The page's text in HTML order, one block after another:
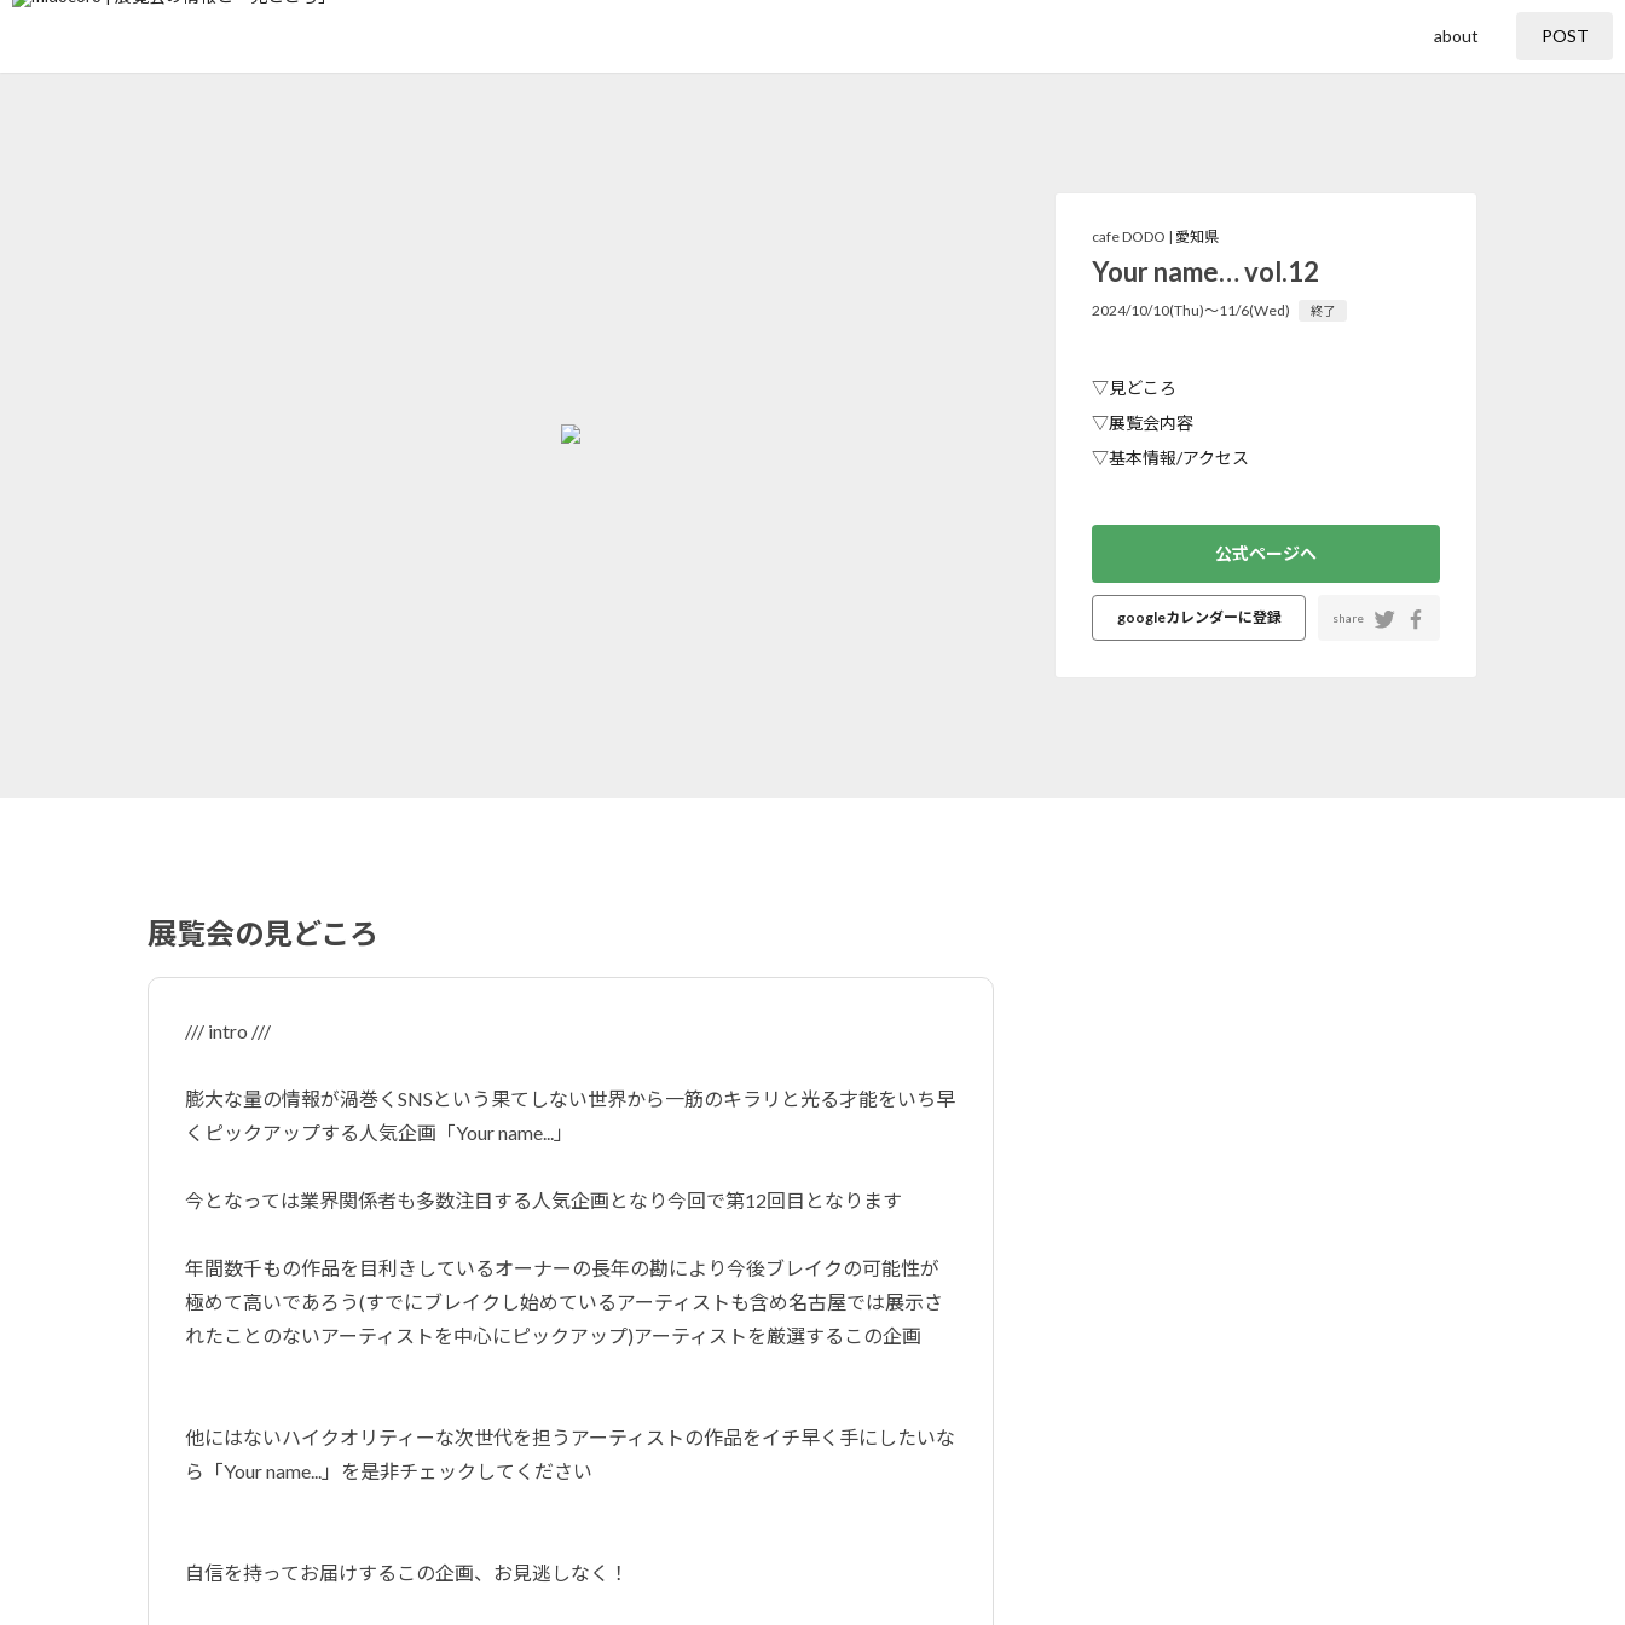
about POST
cafe DODO | 愛知県
Your name… vol.12
2024/10/10(Thu)〜11/6(Wed) 終了
▽見どころ
▽展覧会内容
▽基本情報/アクセス
公式ページへ
googleカレンダーに登録 share
展覧会の見どころ
/// intro ///
膨大な量の情報が渦巻くSNSという果てしない世界から一筋のキラリと光る才能をいち早
くピックアップする人気企画「Your name...」
今となっては業界関係者も多数注目する人気企画となり今回で第12回目となります
年間数千もの作品を目利きしているオーナーの長年の勘により今後ブレイクの可能性が
極めて高いであろう(すでにブレイクし始めているアーティストも含め名古屋では展示さ
れたことのないアーティストを中心にピックアップ)アーティストを厳選するこの企画
他にはないハイクオリティーな次世代を担うアーティストの作品をイチ早く手にしたいな
ら「Your name...」を是非チェックしてください
自信を持ってお届けするこの企画、お見逃しなく！